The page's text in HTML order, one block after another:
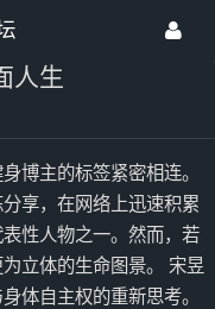
人生
博主的标签紧密相连。
享，在网络上迅速积累
性人物之一。然而，若
立体的生命图景。 宋昱
体自主权的重新思考。